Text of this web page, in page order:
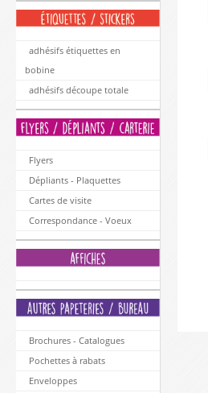
adhésifs étiquettes en
bobine
adhésifs découpe totale
Flyers
Dépliants - Plaquettes
Cartes de visite
Correspondance - Voeux
Brochures - Catalogues
Pochettes à rabats
Enveloppes